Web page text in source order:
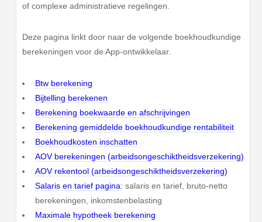
of complexe administratieve regelingen.
Deze pagina linkt door naar de volgende boekhoudkundige
berekeningen voor de App-ontwikkelaar.
Btw berekening
Bijtelling berekenen
Berekening boekwaarde en afschrijvingen
Berekening gemiddelde boekhoudkundige rentabiliteit
Boekhoudkosten inschatten
AOV berekeningen (arbeidsongeschiktheidsverzekering)
AOV rekentool (arbeidsongeschiktheidsverzekering)
Salaris en tarief pagina: salaris en tarief, bruto-netto
berekeningen, inkomstenbelasting
Maximale hypotheek berekening